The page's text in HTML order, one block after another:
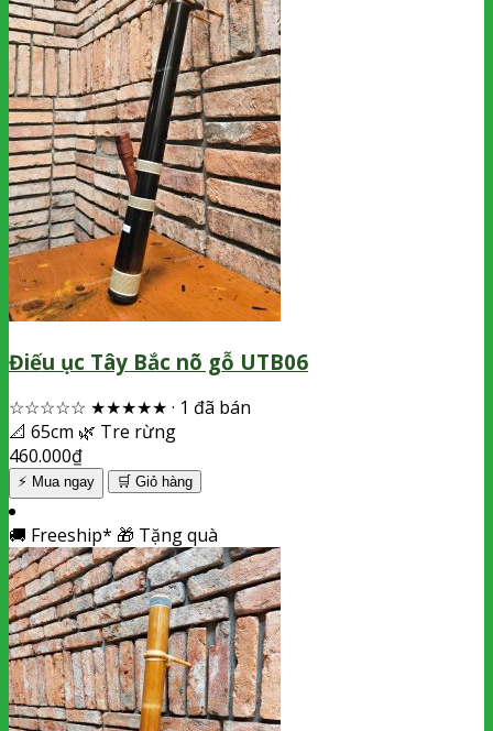
Điếu ục Tây Bắc nõ gỗ UTB06
☆☆☆☆☆ ★★★★★ · 1 đã bán
📐 65cm 🌿 Tre rừng
460.000₫
⚡ Mua ngay 🛒 Giỏ hàng
🚚 Freeship* 🎁 Tặng quà